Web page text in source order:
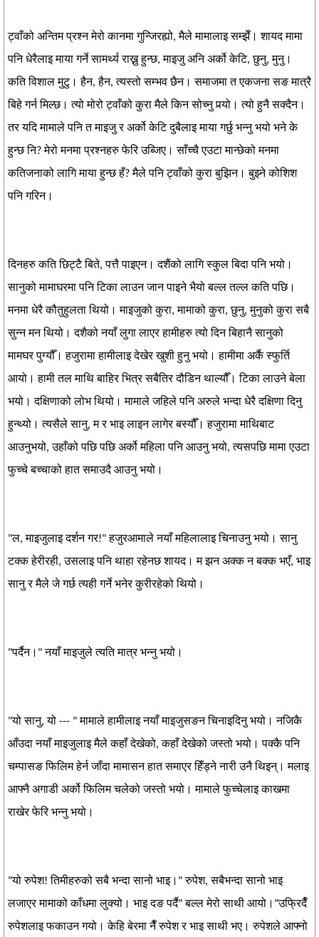
ट्वाँको अन्तिम प्रश्न मेरो कानमा गुन्जिरह्यो, मैले मामालाइ सम्झेँ। शायद मामा
पनि धेरैलाइ माया गर्ने सामर्थ्य राख्नु हुन्छ, माइजु अनि अर्को केटि, छुनु, मुनु।
कति विशाल मुटु। हैन, हैन, त्यस्तो सम्भव छैन। समाजमा त एकजना सङ मात्रै
बिहे गर्न मिल्छ। त्यो मोरो ट्वाँको कुरा मैले किन सोच्नु पर्‍यो। त्यो हुनै सक्दैन।
तर यदि मामाले पनि त माइजु र अर्को केटि दुबैलाइ माया गर्छु भन्नु भयो भने के
हुन्छ नि? मेरो मनमा प्रश्नहरु फेरि उब्जिए। साँच्चै एउटा मान्छेको मनमा
कतिजनाको लागि माया हुन्छ हँ? मैले पनि ट्वाँको कुरा बुझिन। बुझ्ने कोशिश
पनि गरिन।
दिनहरु कति छिट्टै बिते, पत्तै पाइएन। दशैंको लागि स्कुल बिदा पनि भयो।
सानुको मामाघरमा पनि टिका लाउन जान पाइने भैयो बल्ल तल्ल कति पछि।
मनमा धेरै कौतुहुलता थियो। माइजुको कुरा, मामाको कुरा, छुनु, मुनुको कुरा सबै
सुन्न मन थियो। दशैको नयाँ लुगा लाएर हामीहरु त्यो दिन बिहानै सानुको
मामघर पुग्यौँ। हजुरामा हामीलाइ देखेर खुशी हुनु भयो। हामीमा अर्कै स्फुर्ति
आयो। हामी तल माथि बाहिर भित्र सबैतिर दौडिन थाल्यौँ। टिका लाउने बेला
भयो। दक्षिणाको लोभ थियो। मामाले जहिले पनि अरुले भन्दा धेरै दक्षिणा दिनु
हुन्थ्यो। त्यसैले सानु, म र भाइ लाइन लागेर बस्यौँ। हजुरामा माथिबाट
आउनुभयो, उहाँको पछि पछि अर्को महिला पनि आउनु भयो, त्यसपछि मामा एउटा
फुच्चे बच्चाको हात समाउदै आउनु भयो।
"ल, माइजुलाइ दर्शन गर!" हजुरआमाले नयाँ महिलालाइ चिनाउनु भयो। सानु
टक्क हेरीरही, उसलाइ पनि थाहा रहेनछ शायद। म झन अक्क न बक्क भएँ, भाइ
सानु र मैले जे गर्छ त्यही गर्ने भनेर कुरीरहेको थियो।
"पर्दैन।" नयाँ माइजुले त्यति मात्र भन्नु भयो।
"यो सानु, यो --- " मामाले हामीलाइ नयाँ माइजुसङन चिनाइदिनु भयो। नजिकै
आँउदा नयाँ माइजुलाइ मैले कहाँ देखेको, कहाँ देखेको जस्तो भयो। पक्कै पनि
चम्पासङ फिलिम हेर्न जाँदा मामासन हात समाएर हिँड्ने नारी उनै थिइन्। मलाइ
आफ्नै अगाडी अर्को फिलिम चलेको जस्तो भयो। मामाले फुच्चेलाइ काखमा
राखेर फेरि भन्नु भयो।
"यो रुपेश! तिमीहरुको सबै भन्दा सानो भाइ।" रुपेश, सबैभन्दा सानो भाइ
लजाएर मामाको काँधमा लुक्यो। भाइ दङ पर्दै" बल्ल मेरो साथी आयो।"उफ्रिदैँ
रुपेशलाइ फकाउन गयो। केहि बेरमा नैँ रुपेश र भाइ साथी भए। रुपेशले आफ्नो